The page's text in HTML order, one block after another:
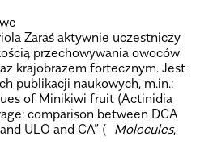
Zaraś aktyw­nie uczest­ni­czy
prze­cho­wy­wa­nia owo­ców
kra­jo­bra­zem for­tecz­nym. Jest
publi­ka­cji nauko­wych, m.in.:
of Mini­kiwi fruit (Acti­ni­dia
com­pa­ri­son between DCA
ULO and CA” ( Mole­cu­les,